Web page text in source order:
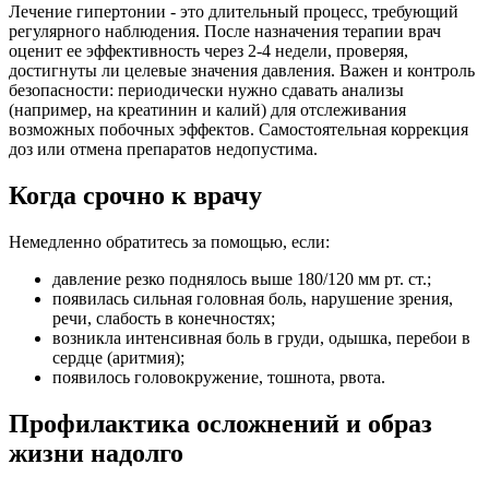
Лечение гипертонии - это длительный процесс, требующий
регулярного наблюдения. После назначения терапии врач
оценит ее эффективность через 2-4 недели, проверяя,
достигнуты ли целевые значения давления. Важен и контроль
безопасности: периодически нужно сдавать анализы
(например, на креатинин и калий) для отслеживания
возможных побочных эффектов. Самостоятельная коррекция
доз или отмена препаратов недопустима.
Когда срочно к врачу
Немедленно обратитесь за помощью, если:
давление резко поднялось выше 180/120 мм рт. ст.;
появилась сильная головная боль, нарушение зрения,
речи, слабость в конечностях;
возникла интенсивная боль в груди, одышка, перебои в
сердце (аритмия);
появилось головокружение, тошнота, рвота.
Профилактика осложнений и образ
жизни надолго